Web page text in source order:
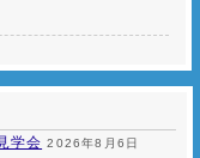
学会 2026年8月6日